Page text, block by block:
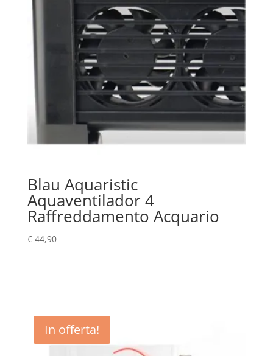
Blau Aquaristic
Aquaventilador 4
Raffreddamento Acquario
€44,90
In offerta!